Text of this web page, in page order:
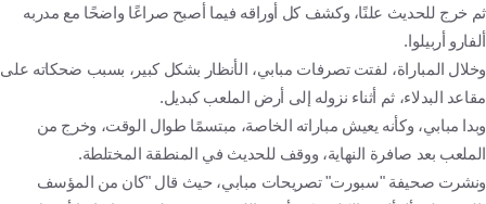
ثم خرج للحديث علنًا، وكشف كل أوراقه فيما أصبح صراعًا واضحًا مع مدربه
ألفارو أربيلوا.
وخلال المباراة، لفتت تصرفات مبابي، الأنظار بشكل كبير، بسبب ضحكاته على
مقاعد البدلاء، ثم أثناء نزوله إلى أرض الملعب كبديل.
وبدا مبابي، وكأنه يعيش مباراته الخاصة، مبتسمًا طوال الوقت، وخرج من
الملعب بعد صافرة النهاية، ووقف للحديث في المنطقة المختلطة.
ونشرت صحيفة "سبورت" تصريحات مبابي، حيث قال "كان من المؤسف